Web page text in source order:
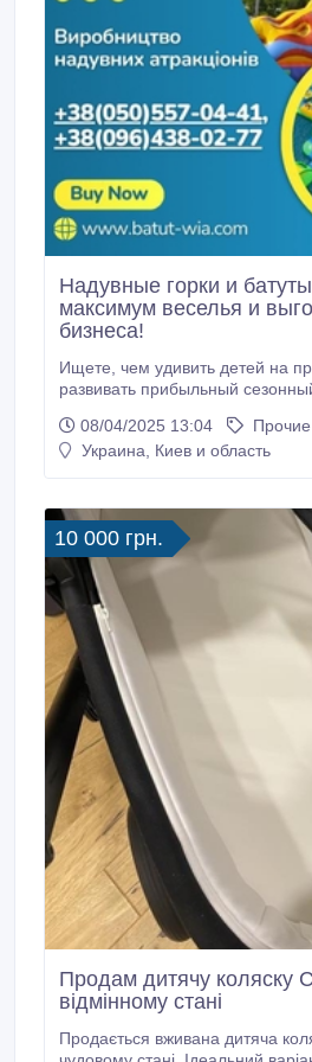
Надувные горки и
максимум веселья и
бизнеса!
Ищете, чем удивить детей на празднике? Хотите
развивать прибыльный
компании WIA вы найдёте всё
надувные комплексы от
компактных до экстремальных.
08/04/2025 13:04
Украина, Киев и область
10 000 грн.
Продам дитячу коляску
відмінному стані
Продається вживана дитяча